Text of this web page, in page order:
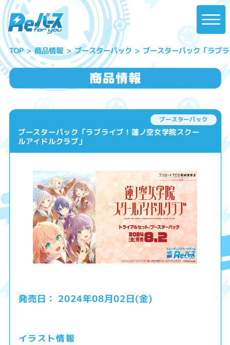
TOP 商品情報 ブースターパック ブースターパック「ラブ
ブースターパック
ブースターパック「ラブライブ！蓮ノ空女学院スクー
ルアイドルクラブ」
発売日： 2024年08月02日(金)
イラスト情報